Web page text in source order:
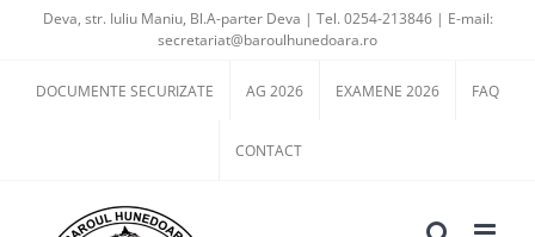
content
Deva, str. Iuliu Maniu, Bl.A-parter Deva | Tel. 0254-213846 | E-mail:
secretariat@baroulhunedoara.ro
DOCUMENTE SECURIZATE AG 2026 EXAMENE 2026 FAQ
CONTACT